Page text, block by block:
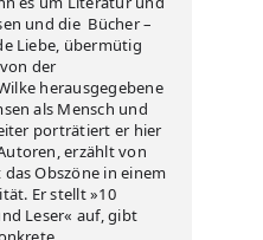
und die Bücher –
Liebe, übermütig
der
herausgegebene
als Mensch und
porträtiert er hier
erzählt von
Obszöne in einem
Er stellt »10
Leser« auf, gibt